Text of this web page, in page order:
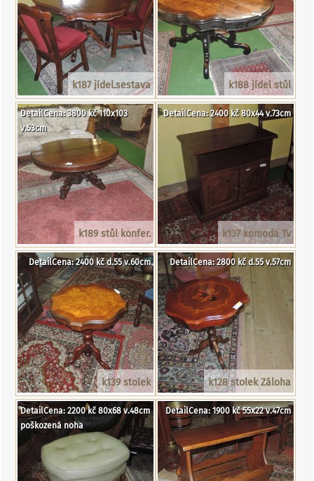
k187 jídel.sestava k188 jídel stůl
k189 stůl konfer.
DetailCena: 3800 kč 110x103
v.53cm
k137 komoda Tv
DetailCena: 2400 kč 80x44 v.73cm
k139 stolek
DetailCena: 2400 kč d.55 v.60cm
k128 stolek Záloha
DetailCena: 2800 kč d.55 v.57cm
DetailCena: 2200 kč 80x68 v.48cm
poškozená noha
DetailCena: 1900 kč 55x22 v.47cm